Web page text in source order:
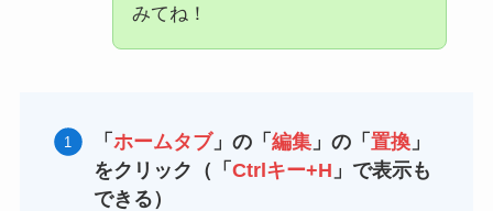
みてね！
「ホームタブ」の「編集 」の「置換 」
をクリック（「Ctrlキー+H 」で表示も
できる）